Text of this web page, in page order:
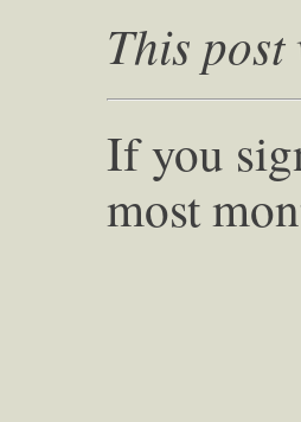
This
If you
most